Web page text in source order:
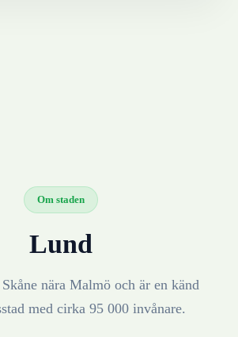
Om staden
Lund
nära Malmö och är en känd
med cirka 95 000 invånare.